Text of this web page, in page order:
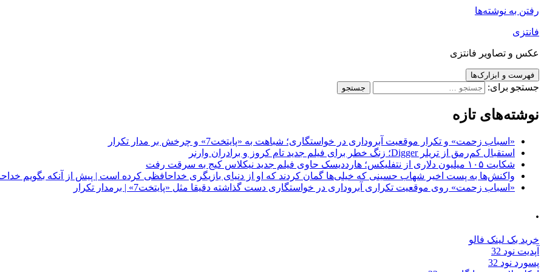
رفتن به نوشته‌ها
فانتزی
عکس و تصاویر فانتزی
فهرست و ابزارک‌ها
جستجو برای:
نوشته‌های تازه
«اسباب زحمت» و تکرار موقعیت آبروداری در خواستگاری؛ شباهت به «پایتخت7» و چرخش بر مدار تکرار
استقبال کم‌رمق از تریلر Digger؛ زنگ خطر برای فیلم جدید تام کروز و برادران وارنر
شکایت ۱۰۵ میلیون دلاری از نتفلیکس؛ هارددیسک حاوی فیلم جدید نیکلاس کیج به سرقت رفت
واکنش‌ها به پست اخیر شهاب حسینی که خیلی‌ها گمان کردند که او از دنیای بازیگری خداحافظی کرده است | پیش از آنکه بگویم
«اسباب زحمت» روی موقعیت تکراری آبروداری در خواستگاری دست گذاشته دقیقا مثل «پایتخت7» | برمدار تکرار
.
خرید بک لینک فالو
آپدیت نود 32
پسورد نود 32